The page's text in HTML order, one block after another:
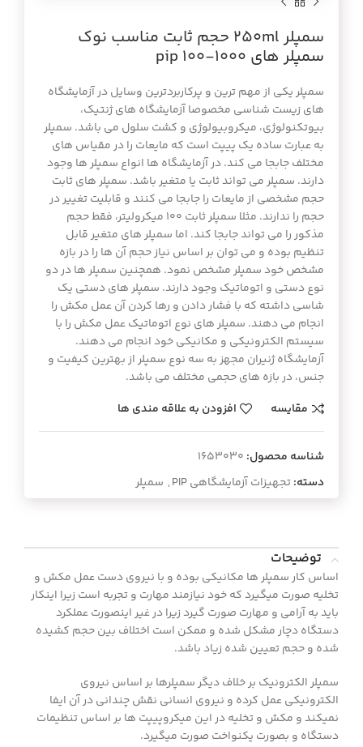
سمپلر 250ml حجم ثابت مناسب نوك
سمپلر هاي 1000-100 pip
سمپلر یکی از مهم ترین و پرکاربردترین وسایل در آزمایشگاه
های زیست شناسی مخصوصا آزمایشگاه های ژنتیک،
بیوتکنولوژی، میکروبیولوژی و کشت سلول می باشد. سمپلر
به عبارت ساده یک پیپت است که مایعات را در مقیاس های
مختلف جابجا می کند. در آزمایشگاه ها انواع سمپلر ها وجود
دارند. سمپلر می تواند ثابت یا متغیر باشد. سمپلر های ثابت
حجم مشخصی از مایعات را جابجا می کنند و قابلیت تغییر در
حجم را ندارند. مثلا سمپلر ثابت 100 میکرولیتر، فقط حجم
مذکور را می تواند جابجا کند. اما سمپلر های متغیر قابل
تنظیم بوده و می توان بر اساس نیاز حجم آن ها را در بازه
مشخص خود سمپلر مشخص نمود. همچنین سمپلر ها در دو
نوع دستی و اتوماتیک وجود دارند. سمپلر های دستی یک
شاسی داشته که با فشار دادن و رها کردن آن عمل مکش را
انجام می دهند. سمپلر های نوع اتوماتیک عمل مکش را با
سیستم الکترونیکی و مکانیکی خود انجام می دهند.
آزمایشگاه ژنیران مجهز به سه نوع سمپلر از بهترین کیفیت و
جنس، در بازه های حجمی مختلف می باشد.
مقایسه
افزودن به علاقه مندی ها
شناسه محصول: 1653030
دسته:تجهیزات آزمایشگاهی PIP , سمپلر
توضیحات
اساس کار سمپلر ها مکانیکی بوده و با نیروی دست عمل مکش و
تخلیه صورت میگیرد که خود نیازمند مهارت و تجربه است زیرا اینکار
باید به آرامی و مهارت صورت گیرد زیرا در غیر اینصورت عملکرد
دستگاه دچار مشکل شده و ممکن است اختلاف بین حجم کشیده
شده و حجم تعیین شده زیاد باشد.
سمپلر الکترونیک بر خلاف دیگر سمپلرها بر اساس نیروی
الکترونیکی عمل کرده و نیروی انسانی نقش چندانی در آن ایفا
نمیکند و مکش و تخلیه در این میکروپیپت ها بر اساس تنظیمات
دستگاه و بصورت یکنواخت صورت میگیرد.